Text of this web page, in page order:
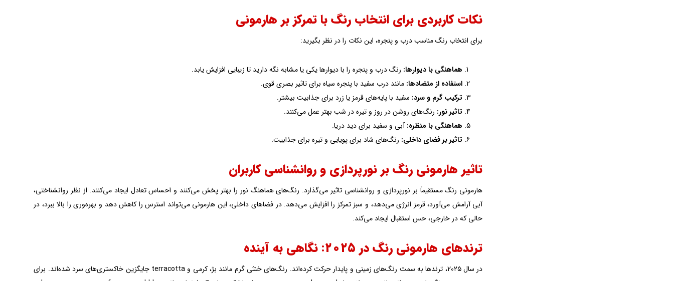
نکات کاربردی برای انتخاب رنگ با تمرکز بر هارمونی
برای انتخاب رنگ مناسب درب و پنجره، این نکات را در نظر بگیرید:
هماهنگی با دیوارها: رنگ درب و پنجره را با دیوارها یکی یا مشابه نگه دارید تا زیبایی افزایش یابد.
استفاده از متضادها: مانند درب سفید با پنجره سیاه برای تاثیر بصری قوی.
ترکیب گرم و سرد: سفید با پایه‌های قرمز یا زرد برای جذابیت بیشتر.
تاثیر نور: رنگ‌های روشن در روز و تیره در شب بهتر عمل می‌کنند.
هماهنگی با منظره:آبی و سفید برای دید دریا.
تاثیر بر فضای داخلی: رنگ‌های شاد برای پویایی و تیره برای جذابیت.
تاثیر هارمونی رنگ بر نورپردازی و روانشناسی کاربران
هارمونی رنگ مستقیماً بر نورپردازی و روانشناسی تاثیر می‌گذارد. رنگ‌های هماهنگ نور را بهتر پخش می‌کنند و احساس تعادل ایجاد می‌کنند. از نظر روانشناختی،
آبی آرامش می‌آورد، قرمز انرژی می‌دهد، و سبز تمرکز را افزایش می‌دهد. در فضاهای داخلی، این هارمونی می‌تواند استرس را کاهش دهد و بهره‌وری را بالا ببرد، در
حالی که در خارجی، حس استقبال ایجاد می‌کند.
ترندهای هارمونی رنگ در ۲۰۲۵: نگاهی به آینده
در سال ۲۰۲۵، ترندها به سمت رنگ‌های زمینی و پایدار حرکت کرده‌اند. رنگ‌های خنثی گرم مانند بژ، کرمی و terracotta جایگزین خاکستری‌های سرد شده‌اند. برای